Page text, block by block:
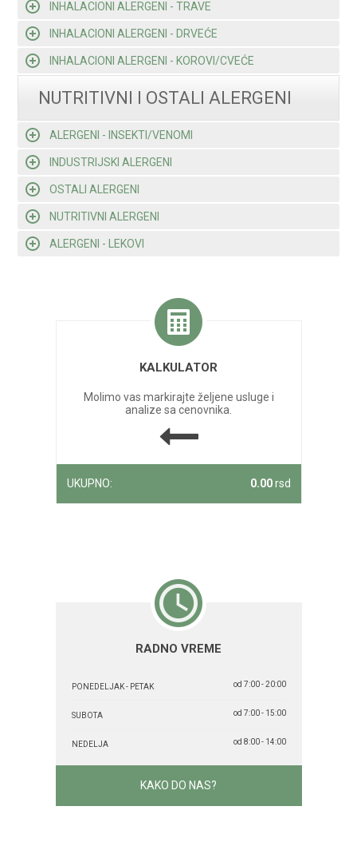
INHALACIONI ALERGENI - TRAVE
INHALACIONI ALERGENI - DRVEĆE
INHALACIONI ALERGENI - KOROVI/CVEĆE
NUTRITIVNI I OSTALI ALERGENI
ALERGENI - INSEKTI/VENOMI
INDUSTRIJSKI ALERGENI
OSTALI ALERGENI
NUTRITIVNI ALERGENI
ALERGENI - LEKOVI
KALKULATOR
Molimo vas markirajte željene usluge i
analize sa cenovnika.
UKUPNO: 0.00rsd
RADNO VREME
PONEDELJAK - PETAK od 7:00 - 20:00
SUBOTA od 7:00 - 15:00
NEDELJA od 8:00 - 14:00
KAKO DO NAS?